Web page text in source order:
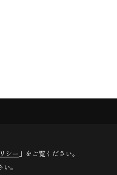
All Rights Reserved.
シー 」をご覧ください。
。